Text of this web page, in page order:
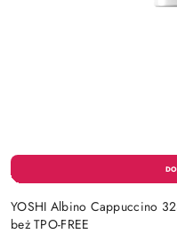
YOSHI Albino Cappuccino
beż TPO-FREE